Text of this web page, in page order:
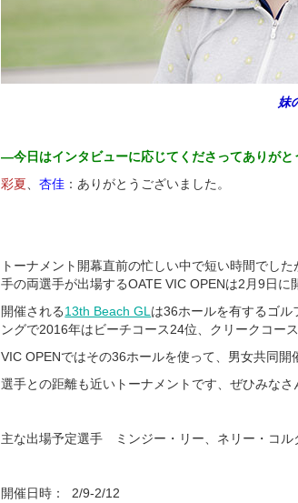
妹
—今日はインタビューに応じてくださってありがと
彩夏、杏佳 ：ありがとうございました。
トーナメント開幕直前の忙しい中で短い時間でし
手の両選手が出場するOATE VIC OPENは2月9日に
開催される13th Beach GLは36ホールを有するゴ
ングで2016年はビーチコース24位、クリークコー
VIC OPENではその36ホールを使って、男女共同開
選手との距離も近いトーナメントです、ぜひみな
主な出場予定選手 ミンジー・リー、ネリー・コ
開催日時： 2/9-2/12